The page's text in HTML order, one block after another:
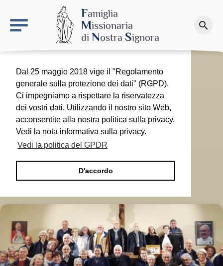
Famiglia
Missionaria
diNostra Signora
search
Fai una donazione
Dal 25 maggio 2018 vige il "Regolamento
generale sulla protezione dei dati" (RGPD).
Ci impegniamo a rispettare la riservatezza
dei vostri dati. Utilizzando il nostro sito Web,
acconsentite alla nostra politica sulla privacy.
Vedi la nota informativa sulla privacy.
Vedi la politica del GPDR
D'accordo